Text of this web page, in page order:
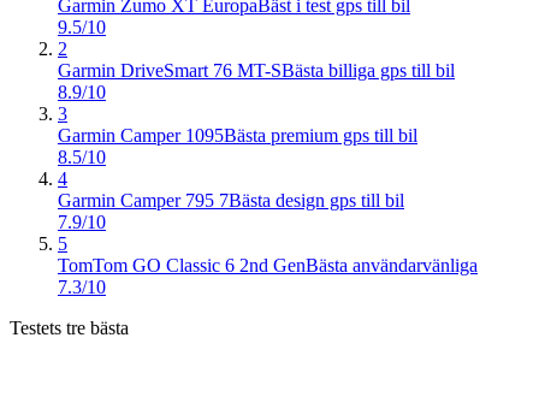
Garmin Zumo XT EuropaBäst i test gps till bil
9.5/10
2
Garmin DriveSmart 76 MT-SBästa billiga gps till bil
8.9/10
3
Garmin Camper 1095Bästa premium gps till bil
8.5/10
4
Garmin Camper 795 7Bästa design gps till bil
7.9/10
5
TomTom GO Classic 6 2nd GenBästa användarvänliga
7.3/10
Testets tre bästa